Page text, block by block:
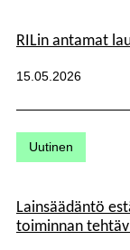
RILin antamat
Julkaistu:
15.05.2026
Kategoriat:
Uutinen
Lainsäädäntö
toiminnan